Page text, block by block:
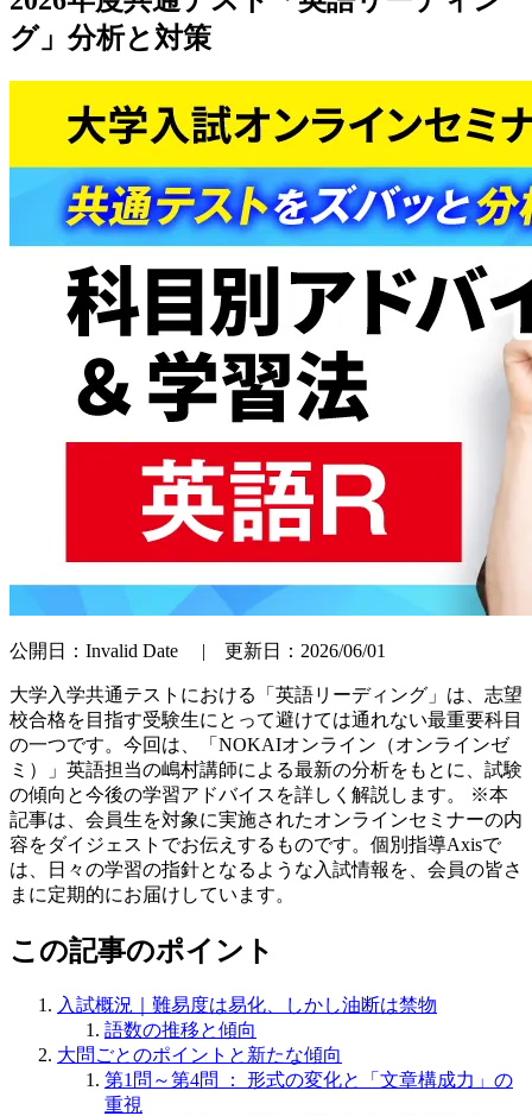
グ」分析と対策
公開日： Invalid Date | 更新日： 2026/06/01
大学入学共通テストにおける「英語リーディング」は、志望
校合格を目指す受験生にとって避けては通れない最重要科目
の一つです。今回は、「NOKAIオンライン（オンラインゼ
ミ）」英語担当の嶋村講師による最新の分析をもとに、試験
の傾向と今後の学習アドバイスを詳しく解説します。 ※本
記事は、会員生を対象に実施されたオンラインセミナーの内
容をダイジェストでお伝えするものです。個別指導Axisで
は、日々の学習の指針となるような入試情報を、会員の皆さ
まに定期的にお届けしています。
この記事のポイント
入試概況｜難易度は易化、しかし油断は禁物
語数の推移と傾向
大問ごとのポイントと新たな傾向
第1問～第4問 ： 形式の変化と「文章構成力」の
重視